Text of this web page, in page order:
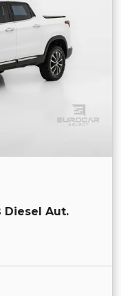
Diesel Aut.